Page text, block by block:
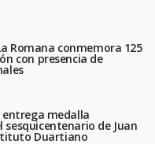
Romana conmemora 125
con presencia de
entrega medalla
de Juan
Duartiano